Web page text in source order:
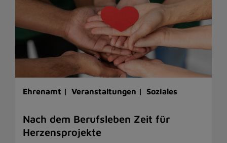
Ehrenamt | Veranstaltungen | Soziales
Nach dem Berufsleben Zeit für
Herzensprojekte